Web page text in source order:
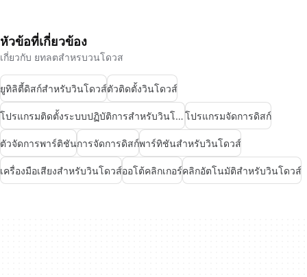
หัวข้อที่เกี่ยวข้อง
เกี่ยวกับ ยทลตสำหรบวนโดวส
ยูทิลิตี้ดิสก์สำหรับวินโดวส์ตัวติดตั้งวินโดวส์
โปรแกรมติดตั้งระบบปฏิบัติการสำหรับวินโดวส์โปรแกรมจัดการดิสก์
ตัวจัดการพาร์ติชันการจัดการดิสก์พาร์ทิชันสำหรับวินโดวส์
เครื่องมือเสียงสำหรับวินโดวส์ออโต้คลิกเกอร์คลิกอัตโนมัติสำหรับวินโดวส์